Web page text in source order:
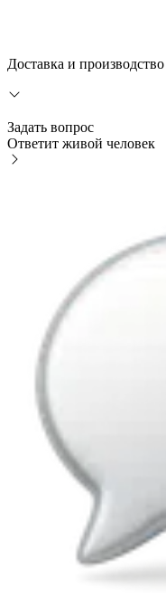
Доставка и производство
Задать вопрос
Ответит живой человек